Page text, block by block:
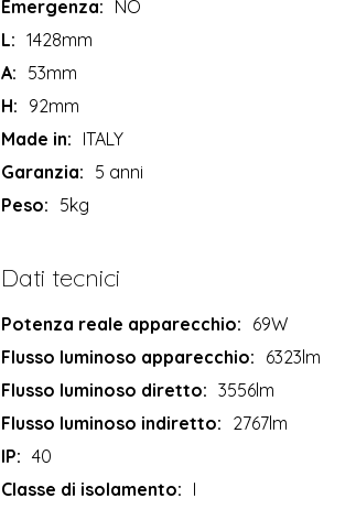
Emergenza: NO
L: 1428mm
A: 53mm
H: 92mm
Made in: ITALY
Garanzia: 5 anni
Peso: 5kg
Dati tecnici
Potenza reale apparecchio: 69W
Flusso luminoso apparecchio: 6323lm
Flusso luminoso diretto: 3556lm
Flusso luminoso indiretto: 2767lm
IP: 40
Classe di isolamento: I